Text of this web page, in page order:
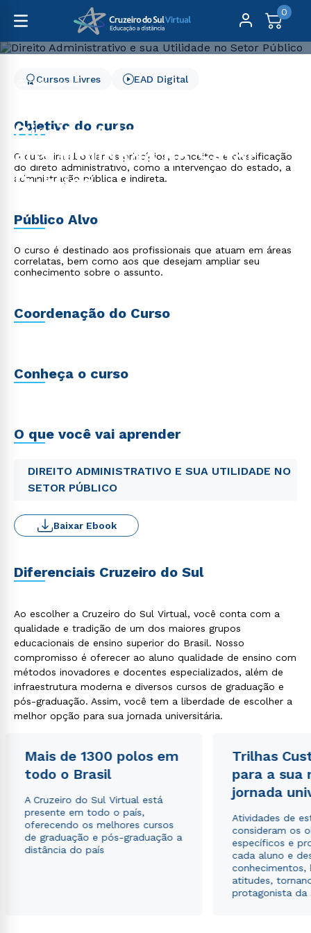
0
Cursos Livres
Direito Administrativo e
sua Utilidade no Setor
Público
Cursos Livres EAD Digital
Objetivo do curso
O curso irá abordar os princípios, conceitos e classificação
do direto administrativo, como a intervenção do estado, a
administração pública e indireta.
Público Alvo
O curso é destinado aos profissionais que atuam em áreas
correlatas, bem como aos que desejam ampliar seu
conhecimento sobre o assunto.
Coordenação do Curso
Conheça o curso
O que você vai aprender
DIREITO ADMINISTRATIVO E SUA UTILIDADE NO
SETOR PÚBLICO
Baixar Ebook
Diferenciais Cruzeiro do Sul
Ao escolher a Cruzeiro do Sul Virtual, você conta com a
qualidade e tradição de um dos maiores grupos
educacionais de ensino superior do Brasil. Nosso
compromisso é oferecer ao aluno qualidade de ensino com
métodos inovadores e docentes especializados, além de
infraestrutura moderna e diversos cursos de graduação e
pós-graduação. Assim, você tem a liberdade de escolher a
melhor opção para sua jornada universitária.
Mais de 1300 polos em
todo o Brasil
A Cruzeiro do Sul Virtual está
presente em todo o país,
oferecendo os melhores cursos
de graduação e pós-graduação a
distância do país
Trilhas
para a sua
jornada
Atividades de
consideram os
específicos e
cada aluno e
conhecimentos,
atitudes,
protagonista da